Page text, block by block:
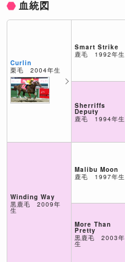
血統図
Curlin
栗毛 2004年生
Winding Way
黒鹿毛 2009年
生
Smart Strike
鹿毛 1992年生
Sherriffs
Deputy
鹿毛 1994年生
Malibu Moon
鹿毛 1997年生
More Than
Pretty
黒鹿毛 2003年
生